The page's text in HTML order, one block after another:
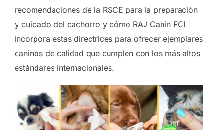
recomendaciones de la RSCE para la preparación
y cuidado del cachorro y cómo RAJ Canin FCI
incorpora estas directrices para ofrecer ejemplares
caninos de calidad que cumplen con los más altos
estándares internacionales.